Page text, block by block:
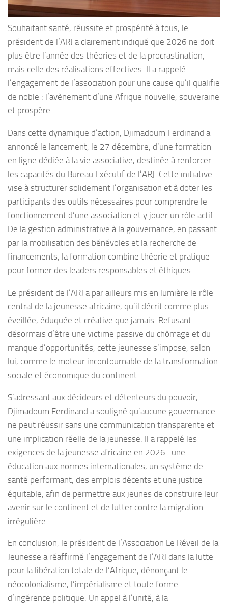
Souhaitant santé, réussite et prospérité à tous, le
président de l’ARJ a clairement indiqué que 2026 ne doit
plus être l’année des théories et de la procrastination,
mais celle des réalisations effectives. Il a rappelé
l’engagement de l’association pour une cause qu’il qualifie
de noble : l’avènement d’une Afrique nouvelle, souveraine
et prospère.
Dans cette dynamique d’action, Djimadoum Ferdinand a
annoncé le lancement, le 27 décembre, d’une formation
en ligne dédiée à la vie associative, destinée à renforcer
les capacités du Bureau Exécutif de l’ARJ. Cette initiative
vise à structurer solidement l’organisation et à doter les
participants des outils nécessaires pour comprendre le
fonctionnement d’une association et y jouer un rôle actif.
De la gestion administrative à la gouvernance, en passant
par la mobilisation des bénévoles et la recherche de
financements, la formation combine théorie et pratique
pour former des leaders responsables et éthiques.
Le président de l’ARJ a par ailleurs mis en lumière le rôle
central de la jeunesse africaine, qu’il décrit comme plus
éveillée, éduquée et créative que jamais. Refusant
désormais d’être une victime passive du chômage et du
manque d’opportunités, cette jeunesse s’impose, selon
lui, comme le moteur incontournable de la transformation
sociale et économique du continent.
S’adressant aux décideurs et détenteurs du pouvoir,
Djimadoum Ferdinand a souligné qu’aucune gouvernance
ne peut réussir sans une communication transparente et
une implication réelle de la jeunesse. Il a rappelé les
exigences de la jeunesse africaine en 2026 : une
éducation aux normes internationales, un système de
santé performant, des emplois décents et une justice
équitable, afin de permettre aux jeunes de construire leur
avenir sur le continent et de lutter contre la migration
irrégulière.
En conclusion, le président de l’Association Le Réveil de la
Jeunesse a réaffirmé l’engagement de l’ARJ dans la lutte
pour la libération totale de l’Afrique, dénonçant le
néocolonialisme, l’impérialisme et toute forme
d’ingérence politique. Un appel à l’unité, à la